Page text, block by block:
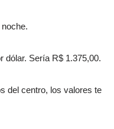
dólar. Sería R$ 1.375,00.
del centro, los valores te